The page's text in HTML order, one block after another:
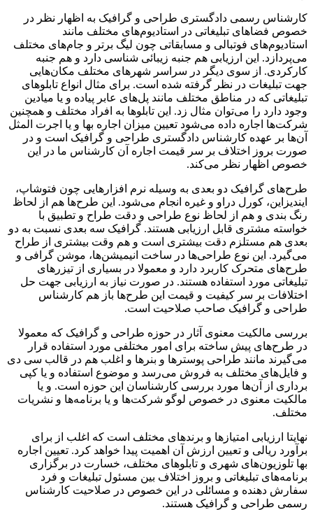
کارشناس رسمی دادگستری طراحی و گرافیک به اظهار نظر در
خصوص فضا‌های تبلیغاتی در استادیوم‌های مختلف مانند
استادیوم‌های فوتبالی و مسابقاتی چون لیگ برتر و جام‌های مختلف
می‌پردازد. این ارزیابی هم جنبه زیبائی شناسی دارد و هم جنبه
کارکردی. از سوی دیگر در سراسر شهر‌های مختلف مکان‌هایی
جهت تبلیغات در نظر گرفته شده است. برای مثال انواع تابلو‌های
تبلیغاتی که در مناطق مختلف مانند پل‌های عابر پیاده و یا میادین
وجود دارد را می‌توان مثال زد. این تابلو‌ها به افراد مختلف و همچنین
شرکت‌ها اجاره داده می‌شود تعیین میزان اجاره بها و یا اجرت المثل
آن‌ها بر عهده کارشناس دادگستری طراحی و گرافیک است و در
صورت بروز اختلاف بر سر قیمت اجاره آن کارشناس ما در این
خصوص اظهار نظر می‌کند.
طرح‌های گرافیک دو بعدی به وسیله نرم افزار‌هایی چون فتوشاپ،
ایندیزاین، کورل دراو و غیره انجام می‌شود. این طرح‌ها هم از لحاظ
رنگ بندی و هم از لحاظ نوع طراحی و دقت طراح و تطبیق با
خواسته مشتری قابل ارزیابی هستند. گرافیک سه بعدی نسبت به دو
بعدی هم مستلزم دقت بیشتری است و هم وقت بیشتری از طراح
می‌گیرد. این نوع طراحی‌ها در ساخت انیمیشن‌ها، موشن گرافی و
طرح‌های متحرک کاربرد دارد و معمولا در بسیاری از تیزر‌های
تبلیغاتی مورد استفاده هستند. در صورت نیاز به ارزیابی جهت حل
اختلافات بر سر کیفیت و قیمت این طرح‌ها باز هم کارشناس
طراحی و گرافیک صاحب صلاحیت است.
بررسی مالکیت معنوی آثار در حوزه طراحی و گرافیک که معمولا
در طرح‌های پیش ساخته برای امور مختلفی مورد استفاده قرار
می‌گیرند مانند طراحی پوستر‌ها و بنر‌ها و اغلب هم در قالب سی دی
و فایل‌های مختلف به فروش می‌رسد و موضوع استفاده و یا کپی
برداری از آن‌ها مورد بررسی کارشناسان این حوزه است. و یا
مالکیت معنوی در خصوص لوگو شرکت‌ها و یا برنامه‌ها و نشریات
مختلف.
نهایتا ارزیابی امتیاز‌ها و برند‌های مختلف است که اغلب از برای
برآورد ریالی و تعیین ارزش آن اهمیت پیدا خواهد کرد. تعیین اجاره
بها تلوزیون‌های شهری و تابلو‌های مختلف، خسارت در برگزاری
برنامه‌های تبلیغاتی و بروز اختلاف بین مسئول تبلیغات و فرد
سفارش دهنده و مسائلی در این خصوص در صلاحیت کارشناس
رسمی طراحی و گرافیک هستند.